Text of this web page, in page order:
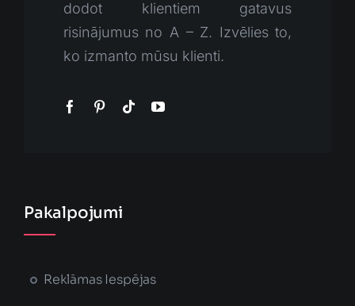
dodot klientiem gatavus
risinājumus no A – Z. Izvēlies to,
ko izmanto mūsu klienti.
Pakalpojumi
Reklāmas Iespējas